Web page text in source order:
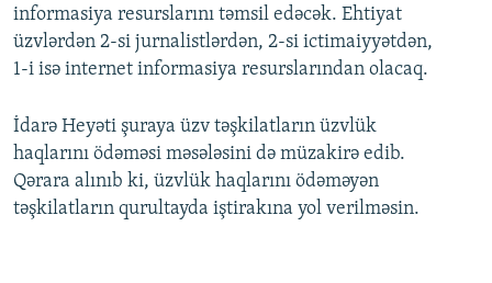
informasiya resurslarını təmsil edəcək. Ehtiyat
üzvlərdən 2-si jurnalistlərdən, 2-si ictimaiyyətdən,
1-i isə internet informasiya resurslarından olacaq.
İdarə Heyəti şuraya üzv təşkilatların üzvlük
haqlarını ödəməsi məsələsini də müzakirə edib.
Qərara alınıb ki, üzvlük haqlarını ödəməyən
təşkilatların qurultayda iştirakına yol verilməsin.